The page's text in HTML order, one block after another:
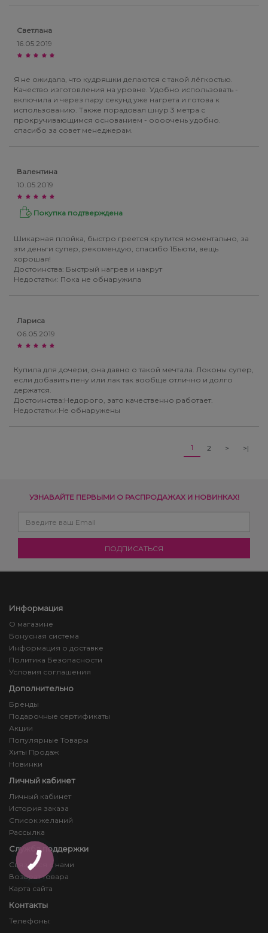
Светлана
16.05.2019
Я не ожидала, что кудряшки делаются с такой лёгкостью.
Качество изготовления на уровне. Удобно использовать -
включила и через пару секунд уже нагрета и готова к
использованию. Также порадовал шнур 3 метра с
прокручивающимся основанием - оооочень удобно.
спасибо за совет менеджерам.
Валентина
10.05.2019
Покупка подтверждена
Шикарная плойка, быстро греется крутится моментально, за
эти деньги супер, рекомендую, спасибо 1Бьюти, вещь
хорошая!
Достоинства: Быстрый нагрев и накрут
Недостатки: Пока не обнаружила
Лариса
06.05.2019
Купила для дочери, она давно о такой мечтала. Локоны супер,
если добавить пену или лак так вообще отлично и долго
держатся.
Достоинства:Недорого, зато качественно работает.
Недостатки:Не обнаружены
1 2 > >|
УЗНАВАЙТЕ ПЕРВЫМИ О РАСПРОДАЖАХ И НОВИНКАХ!
Информация
О магазине
Бонусная система
Информация о доставке
Политика Безопасности
Условия соглашения
Дополнительно
Бренды
Подарочные сертификаты
Акции
Популярные Товары
Хиты Продаж
Новинки
Личный кабинет
Личный кабинет
История заказа
Список желаний
Рассылка
Служба поддержки
Связаться с нами
Возврат товара
Карта сайта
Контакты
Телефоны: